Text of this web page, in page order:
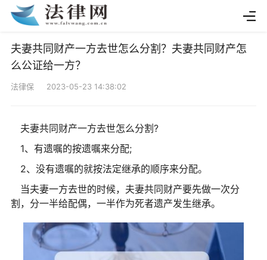
夫妻共同财产一方去世怎么分割？夫妻共同财产怎
么公证给一方？
法律保 2023-05-23 14:38:02
夫妻共同财产一方去世怎么分割?
1、有遗嘱的按遗嘱来分配;
2、没有遗嘱的就按法定继承的顺序来分配。
当夫妻一方去世的时候，夫妻共同财产要先做一次分
割，分一半给配偶，一半作为死者遗产发生继承。